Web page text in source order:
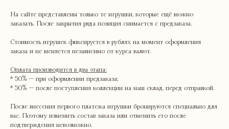
На сайте представлены только те игрушки, которые ещё можно
заказать. После закрытия ряда позиция снимается с предзаказа.
Стоимость игрушек фиксируется в рублях на момент оформления
заказа и не меняется независимо от курса валют.
Оплата производится в два этапа:
* 50% — при оформлении предзаказа;
* 50% — после поступления коллекции на наш склад, перед отправкой.
После внесения первого платежа игрушки бронируются специально для
вас. Поэтому изменить состав заказа или отменить его после
подтверждения невозможно.
Связаться с нами
Навигация